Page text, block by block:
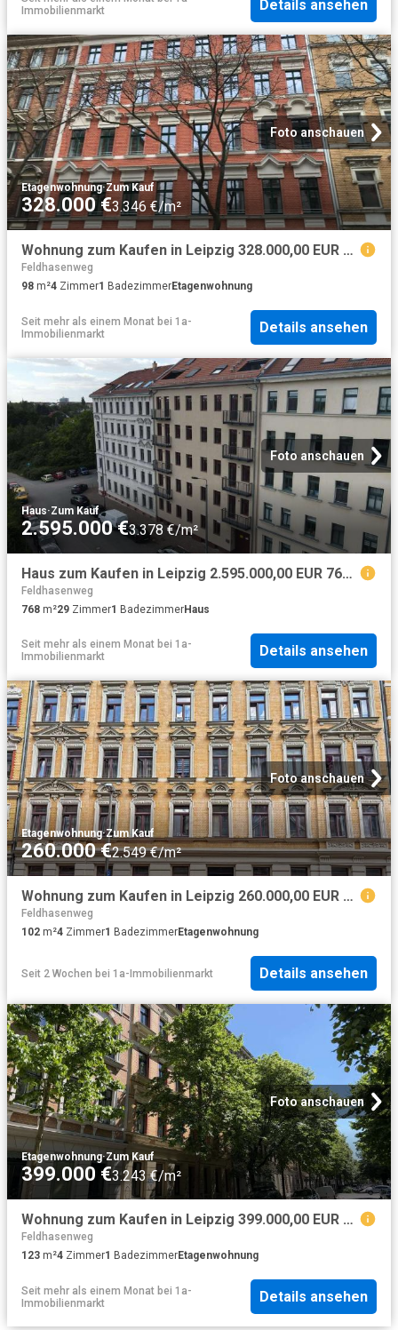
Immobilienmarkt
Details ansehen
Foto anschauen
Etagenwohnung·Zum Kauf
328.000 €3.346 €/m²
Wohnung zum Kaufen in Leipzig 328.000,00 EUR 98.9 m²
Feldhasenweg
98 m²4 Zimmer1 BadezimmerEtagenwohnung
Seit mehr als einem Monat bei 1a-
Immobilienmarkt
Details ansehen
Foto anschauen
Haus·Zum Kauf
2.595.000 €3.378 €/m²
Haus zum Kaufen in Leipzig 2.595.000,00 EUR 768 m²
Feldhasenweg
768 m²29 Zimmer1 BadezimmerHaus
Seit mehr als einem Monat bei 1a-
Immobilienmarkt
Details ansehen
Foto anschauen
Etagenwohnung·Zum Kauf
260.000 €2.549 €/m²
Wohnung zum Kaufen in Leipzig 260.000,00 EUR 102 m²
Feldhasenweg
102 m²4 Zimmer1 BadezimmerEtagenwohnung
Seit 2 Wochen bei 1a-Immobilienmarkt Details ansehen
Foto anschauen
Etagenwohnung·Zum Kauf
399.000 €3.243 €/m²
Wohnung zum Kaufen in Leipzig 399.000,00 EUR 123.24 m²
Feldhasenweg
123 m²4 Zimmer1 BadezimmerEtagenwohnung
Seit mehr als einem Monat bei 1a-
Immobilienmarkt
Details ansehen